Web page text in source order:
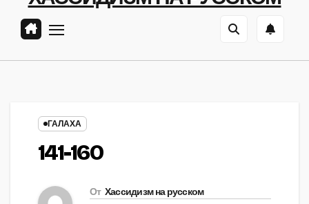
ГАЛАХА
141-160
От Хассидизм на русском